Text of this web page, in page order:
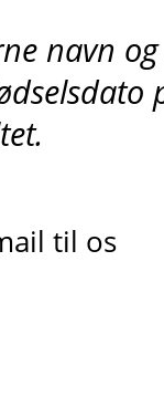
navn
til os